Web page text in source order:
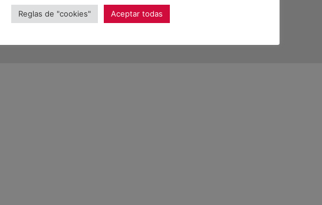
DE PROTECCIÓN DE DATOS
Reglas de "cookies" Aceptar todas